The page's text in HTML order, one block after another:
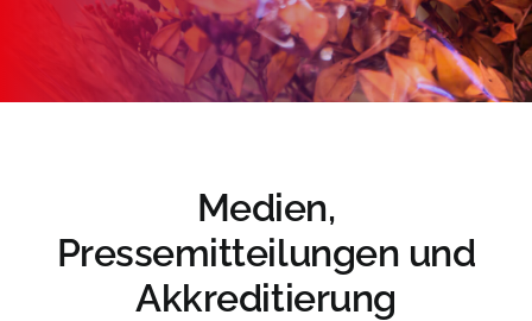
Medien,
Pressemitteilungen und
Akkreditierung